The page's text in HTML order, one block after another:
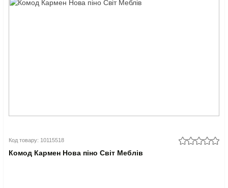
Код товару: 10115518
Комод Кармен Нова піно Світ Меблів